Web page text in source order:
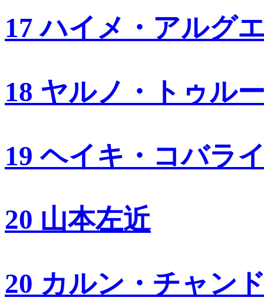
17 ハイメ・アルグ
18 ヤルノ・トゥル
19 ヘイキ・コバラ
20 山本左近
20 カルン・チャン